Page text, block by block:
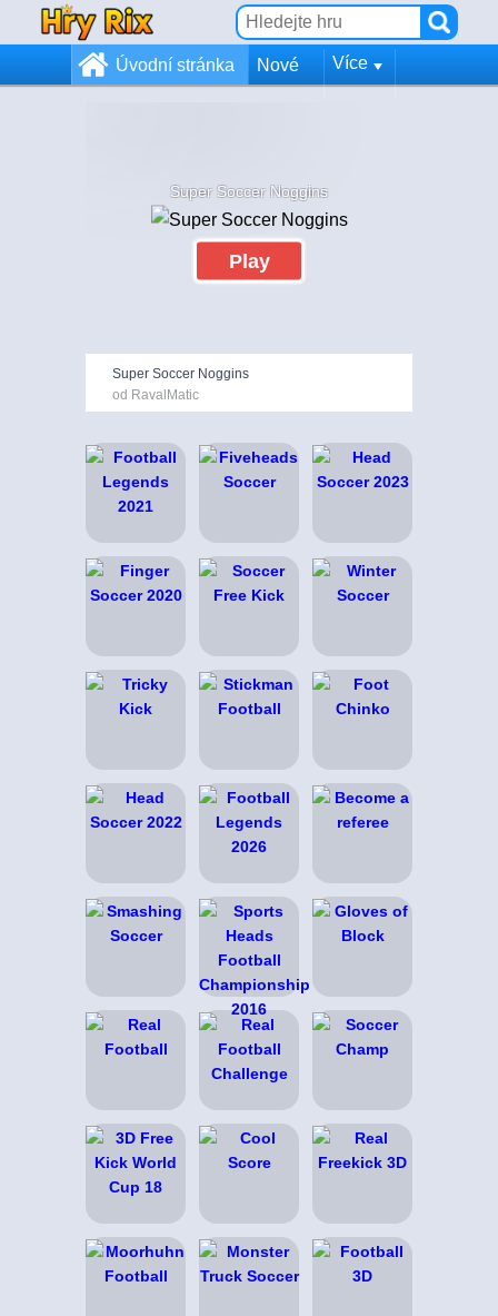
Úvodní stránka Nové Více
Super Soccer Noggins
Play
Super Soccer Noggins
od RavalMatic